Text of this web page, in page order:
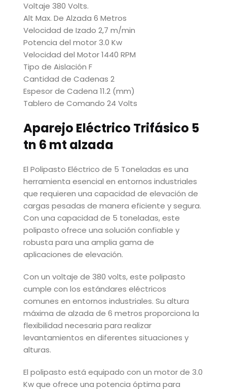
Voltaje 380 Volts.
Alt Max. De Alzada 6 Metros
Velocidad de Izado 2,7 m/min
Potencia del motor 3.0 Kw
Velocidad del Motor 1440 RPM
Tipo de Aislación F
Cantidad de Cadenas 2
Espesor de Cadena 11.2 (mm)
Tablero de Comando 24 Volts
Aparejo Eléctrico Trifásico 5
tn 6 mt alzada
El Polipasto Eléctrico de 5 Toneladas es una
herramienta esencial en entornos industriales
que requieren una capacidad de elevación de
cargas pesadas de manera eficiente y segura.
Con una capacidad de 5 toneladas, este
polipasto ofrece una solución confiable y
robusta para una amplia gama de
aplicaciones de elevación.
Con un voltaje de 380 volts, este polipasto
cumple con los estándares eléctricos
comunes en entornos industriales. Su altura
máxima de alzada de 6 metros proporciona la
flexibilidad necesaria para realizar
levantamientos en diferentes situaciones y
alturas.
El polipasto está equipado con un motor de 3.0
Kw que ofrece una potencia óptima para